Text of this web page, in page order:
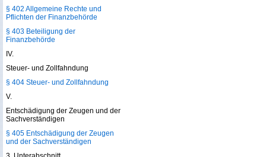
§ 402 Allgemeine Rechte und
Pflichten der Finanzbehörde
§ 403 Beteiligung der
Finanzbehörde
IV.
Steuer- und Zollfahndung
§ 404 Steuer- und Zollfahndung
V.
Entschädigung der Zeugen und der
Sachverständigen
§ 405 Entschädigung der Zeugen
und der Sachverständigen